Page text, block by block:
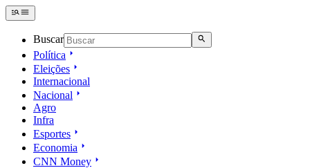
Buscar
Política
Eleições
Internacional
Nacional
Agro
Infra
Esportes
Economia
CNN Money